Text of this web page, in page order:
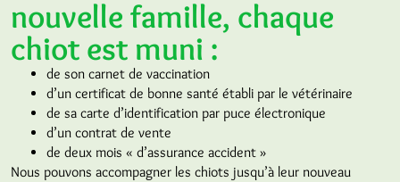
nouvelle famille, chaque
chiot est muni :
de son carnet de vaccination
d’un certificat de bonne santé établi par le vétérinaire
de sa carte d’identification par puce électronique
d’un contrat de vente
de deux mois « d’assurance accident »
Nous pouvons accompagner les chiots jusqu’à leur nouveau